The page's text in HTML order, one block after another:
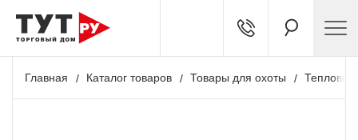
Главная Каталог товаров Товары для охоты